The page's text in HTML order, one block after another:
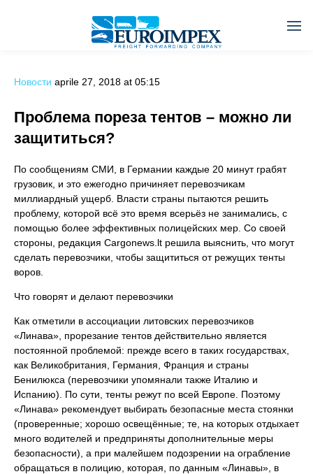
Новости aprile 27, 2018 at 05:15
Проблема пореза тентов – можно ли
защититься?
По сообщениям СМИ, в Германии каждые 20 минут грабят
грузовик, и это ежегодно причиняет перевозчикам
миллиардный ущерб. Власти страны пытаются решить
проблему, которой всё это время всерьёз не занимались, с
помощью более эффективных полицейских мер. Со своей
стороны, редакция Cargonews.lt решила выяснить, что могут
сделать перевозчики, чтобы защититься от режущих тенты
воров.
Что говорят и делают перевозчики
Как отметили в ассоциации литовских перевозчиков
«Линава», прорезание тентов действительно является
постоянной проблемой: прежде всего в таких государствах,
как Великобритания, Германия, Франция и страны
Бенилюкса (перевозчики упомянали также Италию и
Испанию). По сути, тенты режут по всей Европе. Поэтому
«Линава» рекомендует выбирать безопасные места стоянки
(проверенные; хорошо освещённые; те, на которых отдыхает
много водителей и предприняты дополнительные меры
безопасности), а при малейшем подозрении на ограбление
обращаться в полицию, которая, по данным «Линавы», в